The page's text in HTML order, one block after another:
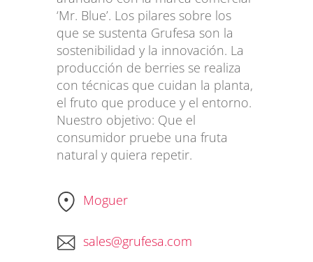
‘Mr. Blue’. Los pilares sobre los
que se sustenta Grufesa son la
sostenibilidad y la innovación. La
producción de berries se realiza
con técnicas que cuidan la planta,
el fruto que produce y el entorno.
Nuestro objetivo: Que el
consumidor pruebe una fruta
natural y quiera repetir.
Moguer
sales@grufesa.com